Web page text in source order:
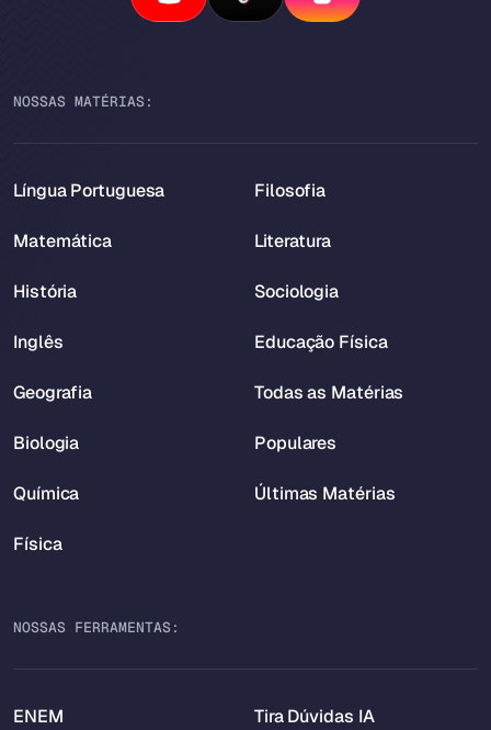
NOSSAS MATÉRIAS:
Língua Portuguesa
Matemática
História
Inglês
Geografia
Biologia
Química
Física
Filosofia
Literatura
Sociologia
Educação Física
Todas as Matérias
Populares
Últimas Matérias
NOSSAS FERRAMENTAS:
ENEM Tira Dúvidas IA